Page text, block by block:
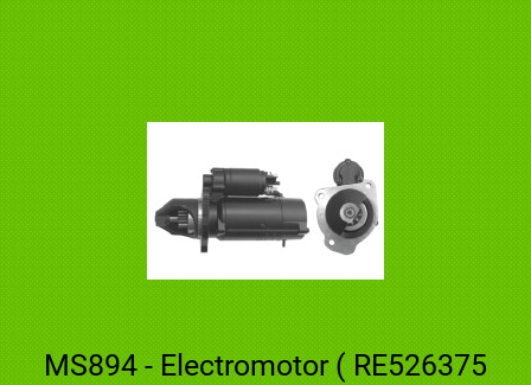
MS894 - Electromotor ( RE526375